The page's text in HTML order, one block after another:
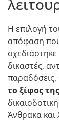
Η επιλογή
απόφαση
δικαστές,
το ξίφος
Άνθρακα και